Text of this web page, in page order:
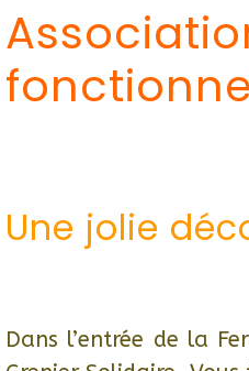
Une jolie
Dans l’entrée de la